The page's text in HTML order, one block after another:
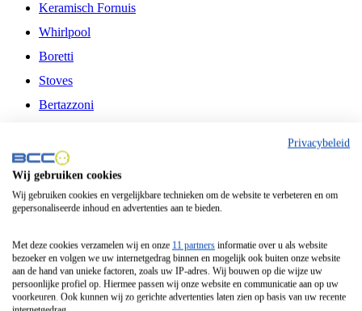
Keramisch Fornuis
Whirlpool
Boretti
Stoves
Bertazzoni
Fitelli
Airfryer
Frituurpan
Contactgrill
Broodbakmachine
Broodrooster
Privacybeleid
Wij gebruiken cookies
Wij gebruiken cookies en vergelijkbare technieken om de website te verbeteren en om
gepersonaliseerde inhoud en advertenties aan te bieden.
Met deze cookies verzamelen wij en onze 11 partners informatie over u als website
bezoeker en volgen we uw internetgedrag binnen en mogelijk ook buiten onze website
aan de hand van unieke factoren, zoals uw IP-adres. Wij bouwen op die wijze uw
persoonlijke profiel op. Hiermee passen wij onze website en communicatie aan op uw
voorkeuren. Ook kunnen wij zo gerichte advertenties laten zien op basis van uw recente